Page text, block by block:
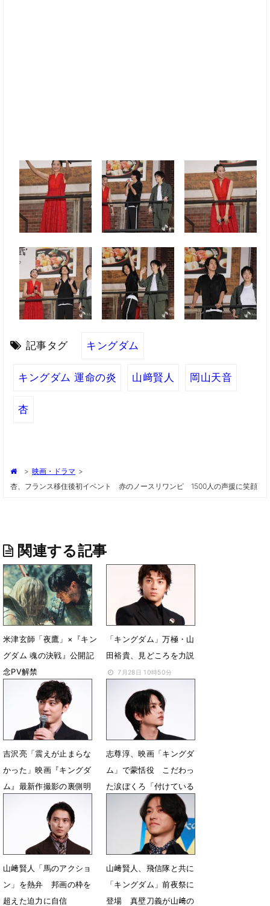
記事タグ キングダム
キングダム 運命の炎 山﨑賢人 岡山天音
杏
> 映画・ドラマ >
杏、フランス移住後初イベント 赤のノースリワンピ 1500人の声援に笑顔
関連する記事
米津玄師「夜鷹」×『キン
グダム 魂の決戦』公開記
念PV解禁
7月31日 22時31分
「キングダム」万極・山
田裕貴、見どころを力説
7月28日 10時50分
吉沢亮「震えが止まらな
かった」映画『キングダ
ム』最新作撮影の裏側明
7月17日 20時54分
志尊淳、映画「キングダ
ム」で蒙恬役 こだわっ
た涙ぼくろ「付けている
感を出したくない」
7月17日 20時24分
山﨑賢人「馬のアクショ
ン」を熱弁 邦画の枠を
超えた迫力に自信
山﨑賢人、飛信隊と共に
「キングダム」前夜祭に
登場 真壁刀義が山﨑の